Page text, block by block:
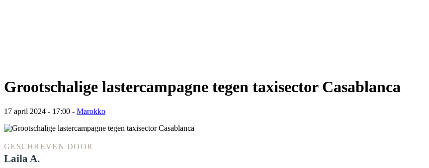
Grootschalige lastercampagne tegen taxisector Casablanca
17 april 2024 - 17:00 - Marokko
GESCHREVEN DOOR
Laila A.